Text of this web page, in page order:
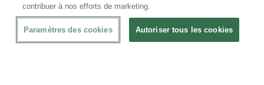
Juma International B.V.
USt-ID: DE321159873
Handelsregister: 58573909
JUMA International BV
BTW: NL853095048B01
K.V.K.: 58573909
contribuer à nos efforts de marketing.
Paramètres des cookies Autoriser tous les cookies